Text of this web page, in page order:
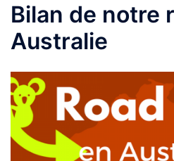
Bilan de notre
Australie